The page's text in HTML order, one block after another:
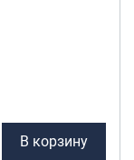
В корзину